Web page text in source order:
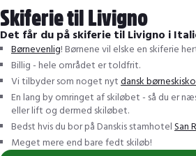
Skiferie til Livigno
Det får du på skiferie til Livigno i
Børnevenlig! Børnene vil elske en skiferie
Billig - hele området er toldfrit.
Vi tilbyder som noget nytdansk
En lang by omringet af skiløbet - så du er
eller lift og dermed skiløbet.
Bedst hvis du bor på Danskis stamhotelSan
Meget mere end bare fedt skiløb!